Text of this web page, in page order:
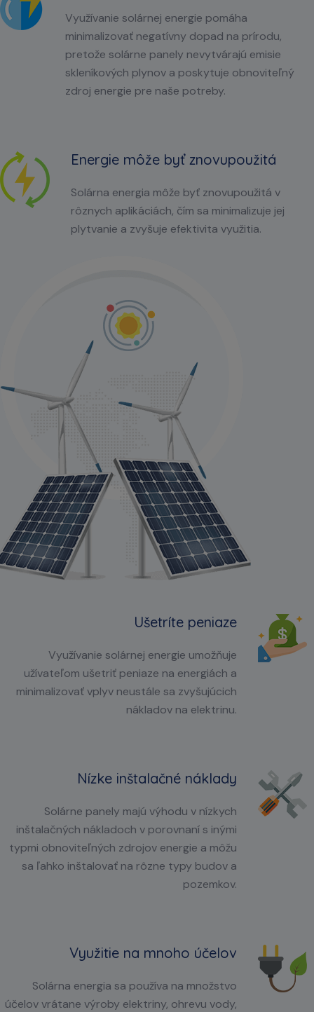
Využívanie solárnej energie pomáha
minimalizovať negatívny dopad na prírodu,
pretože solárne panely nevytvárajú emisie
skleníkových plynov a poskytuje obnoviteľný
zdroj energie pre naše potreby.
Energie môže byť znovupoužitá
Solárna energia môže byť znovupoužitá v
rôznych aplikáciách, čím sa minimalizuje jej
plytvanie a zvyšuje efektivita využitia.
Ušetríte peniaze
Využívanie solárnej energie umožňuje
užívateľom ušetriť peniaze na energiách a
minimalizovať vplyv neustále sa zvyšujúcich
nákladov na elektrinu.
Nízke inštalačné náklady
Solárne panely majú výhodu v nízkych
inštalačných nákladoch v porovnaní s inými
typmi obnoviteľných zdrojov energie a môžu
sa ľahko inštalovať na rôzne typy budov a
pozemkov.
Využitie na mnoho účelov
Solárna energia sa používa na množstvo
účelov vrátane výroby elektriny, ohrevu vody,